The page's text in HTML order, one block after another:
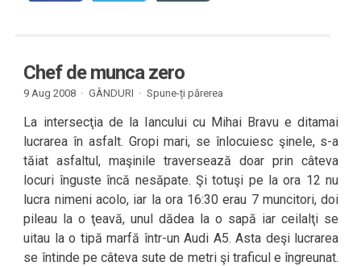
Chef de munca zero
9 Aug 2008 · GÂNDURI · Spune-ți părerea
La intersecţia de la Iancului cu Mihai Bravu e ditamai
lucrarea în asfalt. Gropi mari, se înlocuiesc şinele, s-a
tăiat asfaltul, maşinile traversează doar prin câteva
locuri înguste încă nesăpate. Şi totuşi pe la ora 12 nu
lucra nimeni acolo, iar la ora 16:30 erau 7 muncitori, doi
pileau la o ţeavă, unul dădea la o sapă iar ceilalţi se
uitau la o tipă marfă într-un Audi A5. Asta deşi lucrarea
se întinde pe câteva sute de metri şi traficul e îngreunat.